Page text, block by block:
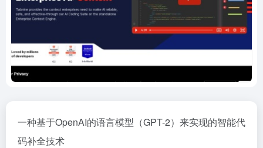
一种基于OpenAI的语言模型（GPT-2）来实现的智能代
码补全技术